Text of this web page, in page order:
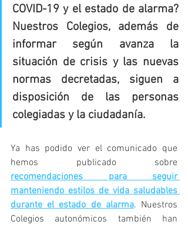
COVID-19 y el estado de alarma?
Nuestros Colegios, además de
informar según avanza la
situación de crisis y las nuevas
normas decretadas, siguen a
disposición de las personas
colegiadas y la ciudadanía.
Ya has podido ver el comunicado que
recomendaciones para seguir
manteniendo estilos de vida saludables
durante el estado de alarma. Nuestros
Colegios autonómicos también han